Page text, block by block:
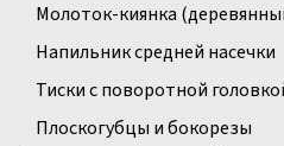
Молоток-киянка
Напильник средней насечки
Тиски с поворотной
Плоскогубцы и бокорезы